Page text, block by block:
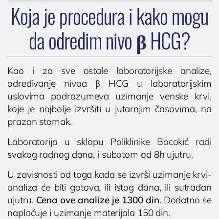
Koja je procedura i kako mogu
da odredim nivo β HCG?
Kao i za sve ostale laboratorijske analize,
određivanje nivoa β HCG u laboratorijskim
uslovima podrazumeva uzimanje venske krvi,
koje je najbolje izvršiti u jutarnjim časovima, na
prazan stomak.
Laboratorija u sklopu Poliklinike Bocokić radi
svakog radnog dana, i subotom od 8h ujutru.
U zavisnosti od toga kada se izvrši uzimanje krvi-
analiza će biti gotova, ili istog dana, ili sutradan
ujutru. Cena ove analize je 1300 din.Dodatno se
naplaćuje i uzimanje materijala 150 din.